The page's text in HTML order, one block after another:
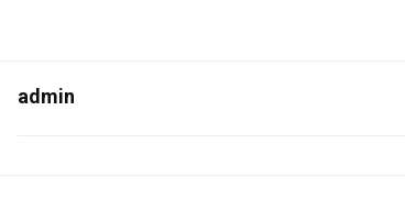
admin